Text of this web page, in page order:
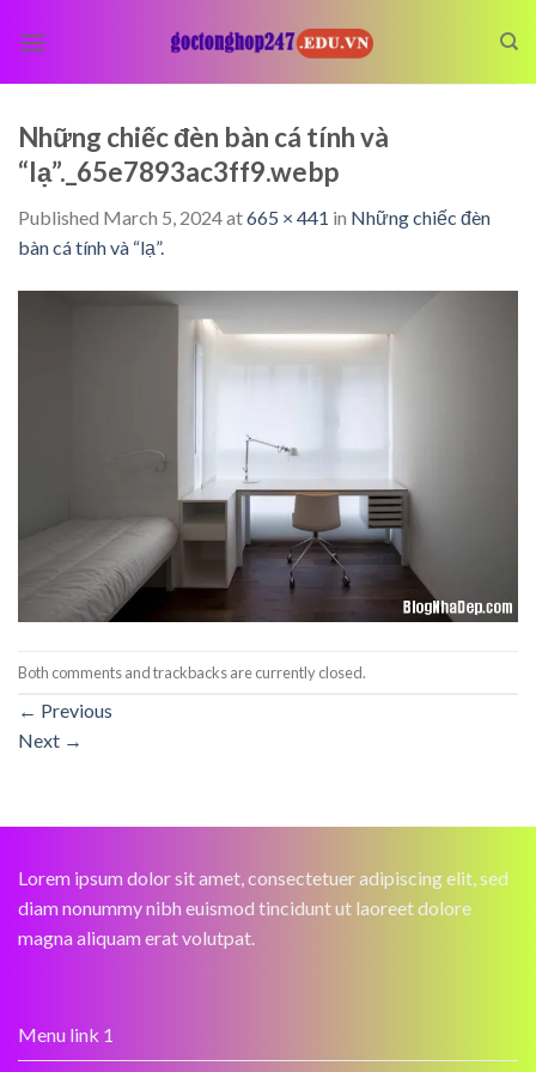
Những chiếc đèn bàn cá tính và
“lạ”._65e7893ac3ff9.webp
Published March 5, 2024at665 × 441 in Những chiếc đèn
bàn cá tính và “lạ”.
Both comments and trackbacks are currently closed.
← Previous
Next →
Lorem ipsum dolor sit amet, consectetuer adipiscing elit, sed
diam nonummy nibh euismod tincidunt ut laoreet dolore
magna aliquam erat volutpat.
Menu link 1